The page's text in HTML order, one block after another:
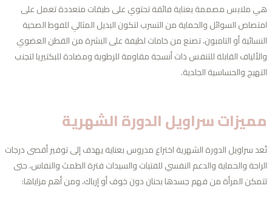
ملابس مصممة بعناية فائقة تحتوي على طبقات متعددة تعمل على
السوائل والحماية من التسرب لتكون البديل المثالي للفوط الصحية
أو التامبون، تصنع من خامات لطيفة على البشرة من القطن العضوي
القابلة للتنفس ذات أنسجة مقاومة للرطوبة ومضادة للبكتيريا لتجنب
والحساسية الجلدية.
سراويل الدورة الشهرية
سراويل الدورة الشهرية اختراع مدروس بعناية يهدف إلى توفير أقصى درجات
والحماية والدعم النفسي للفتيات والسيدات فترة الطمث والنفاس، حتى
المرأة من فهم جسدها بحنان دون خوف أو إرباك، ومن أهم مزاياها: